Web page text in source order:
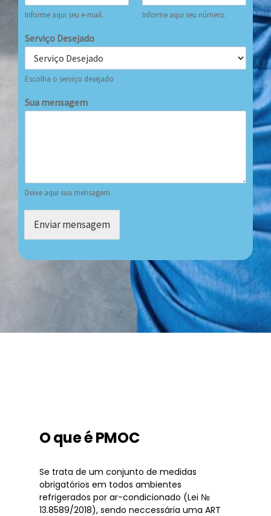
Informe aqui seu e-mail. Informe aqui seu número.
Serviço Desejado
Escolha o serviço desejado
Sua mensagem
Deixe aqui sua mensagem.
Enviar mensagem
O que é PMOC
Se trata de um conjunto de medidas
obrigatórios em todos ambientes
refrigerados por ar-condicionado (Lei №
13.8589/2018), sendo neccessária uma ART